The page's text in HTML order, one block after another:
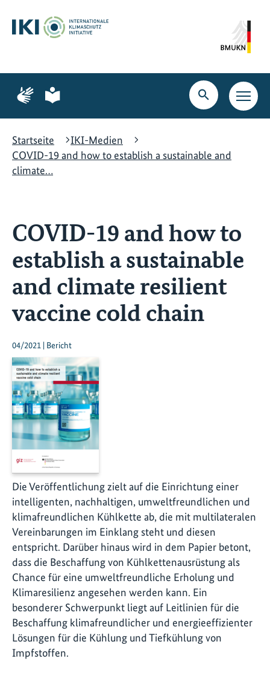
Hauptinhalt
springen
Suche
springen
Hauptnavigation
springen
Zur
Seite
Gebärdensprache
Zur
Seite
leichte
Suche
öffnen
Startseite
IKI-Medien
COVID-19 and how to establish a sustainable and
climate…
COVID-19 and how to
establish a sustainable
and climate resilient
vaccine cold chain
04/2021 | Bericht
Die Veröffentlichung zielt auf die Einrichtung einer
intelligenten, nachhaltigen, umweltfreundlichen und
klimafreundlichen Kühlkette ab, die mit multilateralen
Vereinbarungen im Einklang steht und diesen
entspricht. Darüber hinaus wird in dem Papier betont,
dass die Beschaffung von Kühlkettenausrüstung als
Chance für eine umweltfreundliche Erholung und
Klimaresilienz angesehen werden kann. Ein
besonderer Schwerpunkt liegt auf Leitlinien für die
Beschaffung klimafreundlicher und energieeffizienter
Lösungen für die Kühlung und Tiefkühlung von
Impfstoffen.